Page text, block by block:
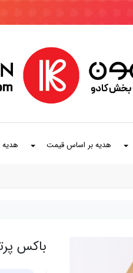
هدیه بر اساس قیمت هدیه
باکس